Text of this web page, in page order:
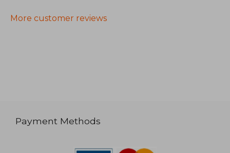
More customer reviews
Payment Methods